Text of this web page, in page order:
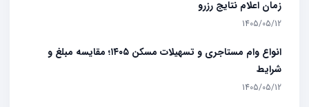
زمان اعلام نتایج رزرو
1405/05/12
انواع وام مستاجری و تسهیلات مسکن ۱۴۰۵؛ مقایسه مبلغ و
شرایط
1405/05/12